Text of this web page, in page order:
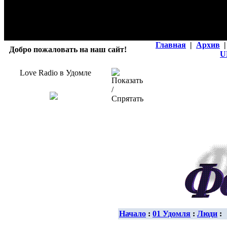
Добро пожаловать на наш сайт!
Главная | Архив |
Love Radio в Удомле
Начало : 01 Удомля : Люди :